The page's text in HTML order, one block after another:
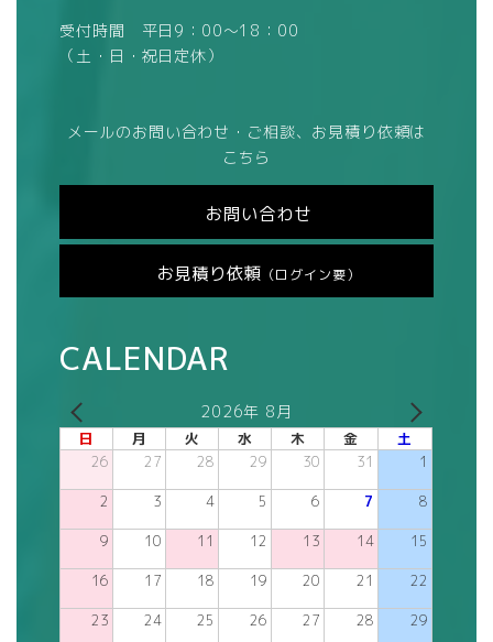
受付時間 平日9：00～18：00
（土・日・祝日定休）
メールのお問い合わせ・ご相談、お見積り依頼は
こちら
お問い合わせ
お見積り依頼 （ログイン要）
CALENDAR
2026年 8月
日 月 火 水 木 金 土
26 27 28 29 30 31 1
2 3 4 5 6 7 8
9 10 11 12 13 14 15
16 17 18 19 20 21 22
23 24 25 26 27 28 29